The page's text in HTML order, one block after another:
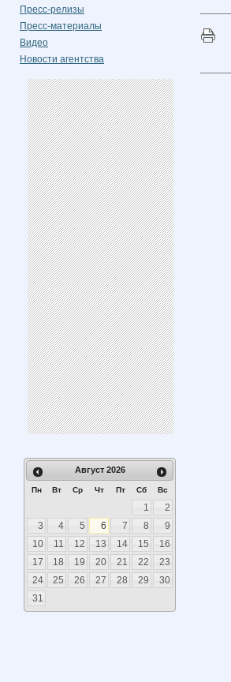
Пресс-релизы
Пресс-материалы
Видео
Новости агентства
Август 2026
Пн Вт Ср Чт Пт Сб Вс
1
2
3
4 5 6 7 8
9
10
11 12 13 14 15
16
17
18 19 20 21 22
23
24
25 26 27 28 29
30
31